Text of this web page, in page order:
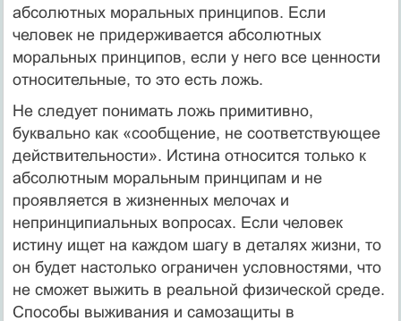
абсолютных моральных принципов. Если
человек не придерживается абсолютных
моральных принципов, если у него все ценности
относительные, то это есть ложь.
Не следует понимать ложь примитивно,
буквально как «сообщение, не соответствующее
действительности». Истина относится только к
абсолютным моральным принципам и не
проявляется в жизненных мелочах и
непринципиальных вопросах. Если человек
истину ищет на каждом шагу в деталях жизни, то
он будет настолько ограничен условностями, что
не сможет выжить в реальной физической среде.
Способы выживания и самозащиты в